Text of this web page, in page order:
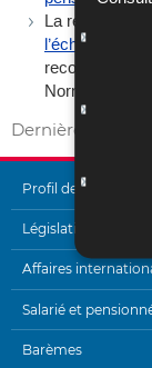
La référence à
l’échange
recourant à
Norme
Dernière mise à
MENU
DE
Profil de
Législation
Affaires
Salarié et
Barèmes